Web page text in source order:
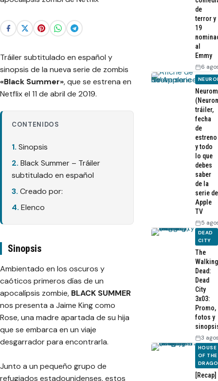
Tráiler subtitulado en español y
sinopsis de la nueva serie de zombis
«Black Summer», que se estrena en
Netflix el 11 de abril de 2019.
CONTENIDOS
Sinopsis
Black Summer – Tráiler
subtitulado en español
Creado por:
Elenco
Sinopsis
Ambientado en los oscuros y
caóticos primeros días de un
apocalípsis zombie, BLACK SUMMER
nos presenta a Jaime King como
Rose, una madre apartada de su hija
que se embarca en un viaje
desgarrador para encontrarla.
Junto a un pequeño grupo de
refugiados estadounidenses, estos
de
terror y
19
al
Emmy
6
tráiler,
fecha
de
estreno
y todo
lo que
debes
saber
de la
serie de
Apple
TV
5
DEAD
CITY
The
Walking
Dead:
Dead
City
3x03:
Promo,
fotos y
3
HOUSE
OF THE
[Recap]